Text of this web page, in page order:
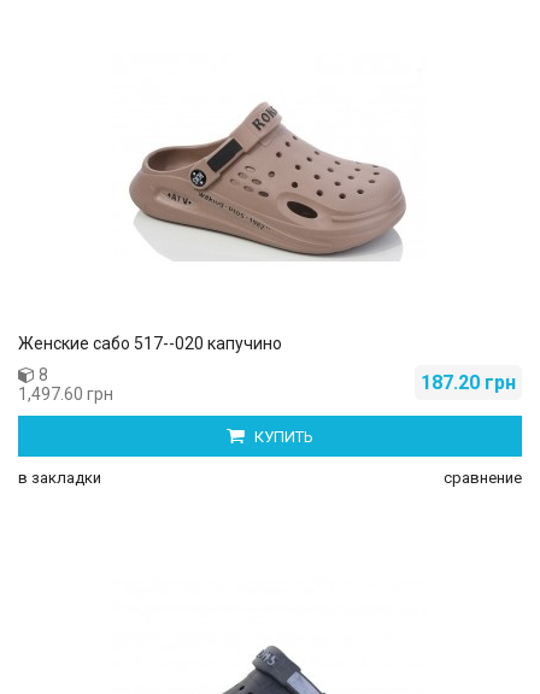
Женские сабо 517--020 капучино
187.20 грн
8
1,497.60 грн
КУПИТЬ
в закладки сравнение